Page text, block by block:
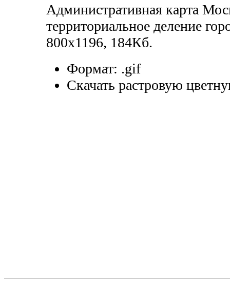
Административная карта
территориальное деление
800x1196, 184Кб.
Формат: .gif
Скачать растровую